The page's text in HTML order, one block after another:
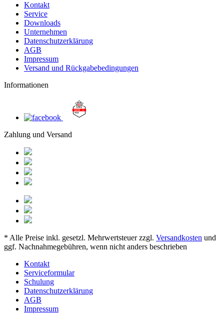
Kontakt
Service
Downloads
Unternehmen
Datenschutzerklärung
AGB
Impressum
Versand und Rückgabebedingungen
Informationen
Zahlung und Versand
* Alle Preise inkl. gesetzl. Mehrwertsteuer zzgl. Versandkosten und
ggf. Nachnahmegebühren, wenn nicht anders beschrieben
Kontakt
Serviceformular
Schulung
Datenschutzerklärung
AGB
Impressum